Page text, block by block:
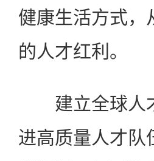
健康生活方式，
的人才红利。
建立全球人才
进高质量人才队